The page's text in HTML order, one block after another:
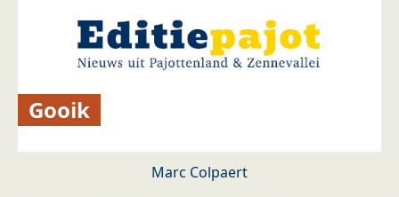
Gooik
Marc Colpaert